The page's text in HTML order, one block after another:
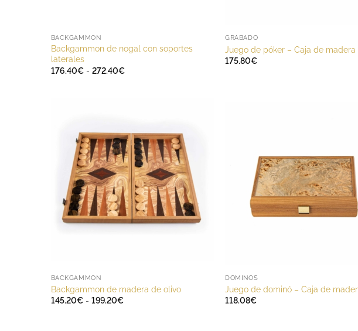
BACKGAMMON
Backgammon de nogal con soportes
laterales
176.40€ - 272.40€Rango
GRABADO
Juego de póker – Caja de madera
175.80€
BACKGAMMON
Backgammon de madera de olivo
145.20€ - 199.20€Rango
DOMINOS
Juego de dominó – Caja de
118.08€